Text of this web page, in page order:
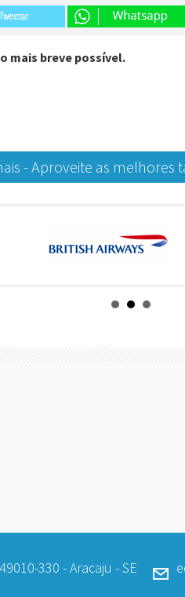
mais breve possível.
- Aproveite as melhores
330 - Aracaju - SE